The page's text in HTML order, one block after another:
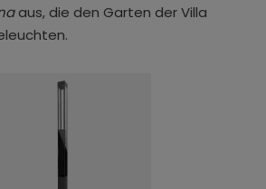
aus, die den Garten der Villa